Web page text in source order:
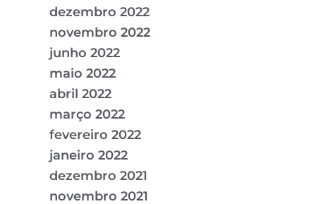
dezembro 2022
novembro 2022
junho 2022
maio 2022
abril 2022
março 2022
fevereiro 2022
janeiro 2022
dezembro 2021
novembro 2021